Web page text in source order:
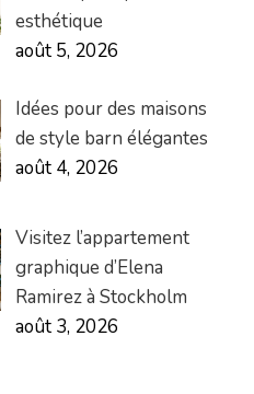
esthétique
août 5, 2026
Idées pour des maisons
de style barn élégantes
août 4, 2026
Visitez l’appartement
graphique d’Elena
Ramirez à Stockholm
août 3, 2026